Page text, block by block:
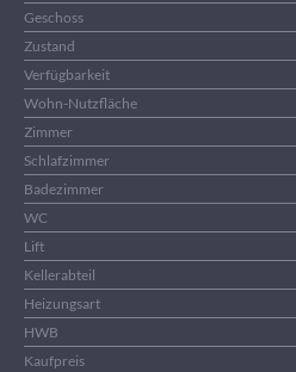
Geschoss
Zustand
Verfügbarkeit
Wohn-Nutzfläche
Zimmer
Schlafzimmer
Badezimmer
WC
Lift
Kellerabteil
Heizungsart
HWB
Kaufpreis